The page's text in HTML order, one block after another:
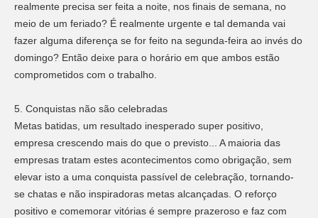
realmente precisa ser feita a noite, nos finais de semana, no
meio de um feriado? É realmente urgente e tal demanda vai
fazer alguma diferença se for feito na segunda-feira ao invés do
domingo? Então deixe para o horário em que ambos estão
comprometidos com o trabalho.
5. Conquistas não são celebradas
Metas batidas, um resultado inesperado super positivo,
empresa crescendo mais do que o previsto... A maioria das
empresas tratam estes acontecimentos como obrigação, sem
elevar isto a uma conquista passível de celebração, tornando-
se chatas e não inspiradoras metas alcançadas. O reforço
positivo e comemorar vitórias é sempre prazeroso e faz com